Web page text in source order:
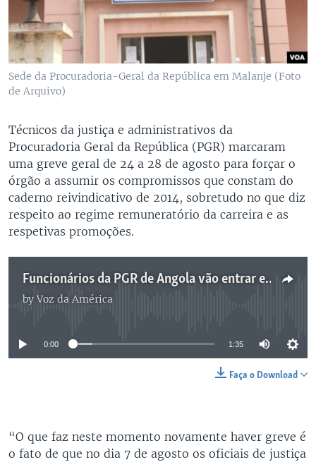
Sede da Procuradoria-Geral da República em Malanje (Foto
de Arquivo)
Técnicos da justiça e administrativos da
Procuradoria Geral da República (PGR) marcaram
uma greve geral de 24 a 28 de agosto para forçar o
órgão a assumir os compromissos que constam do
caderno reivindicativo de 2014, sobretudo no que diz
respeito ao regime remuneratório da carreira e as
respetivas promoções.
Funcionários da PGR de Angola vão entrar em greve - 1:35
byVoz da América
No media source currently available
0:00 1:35
Faça o Download
“O que faz neste momento novamente haver greve é
o fato de que no dia 7 de agosto os oficiais de justiça